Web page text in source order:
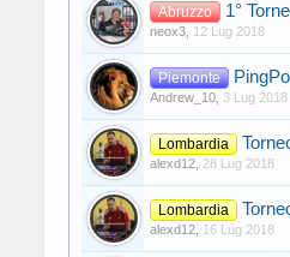
Abruzzo 1°
neox3 12 Lug 2018
Piemonte
Andrew_10 3 Lug 2018
Lombardia
alexd12 28 Lug 2018
Lombardia
alexd12 16 Lug 2018